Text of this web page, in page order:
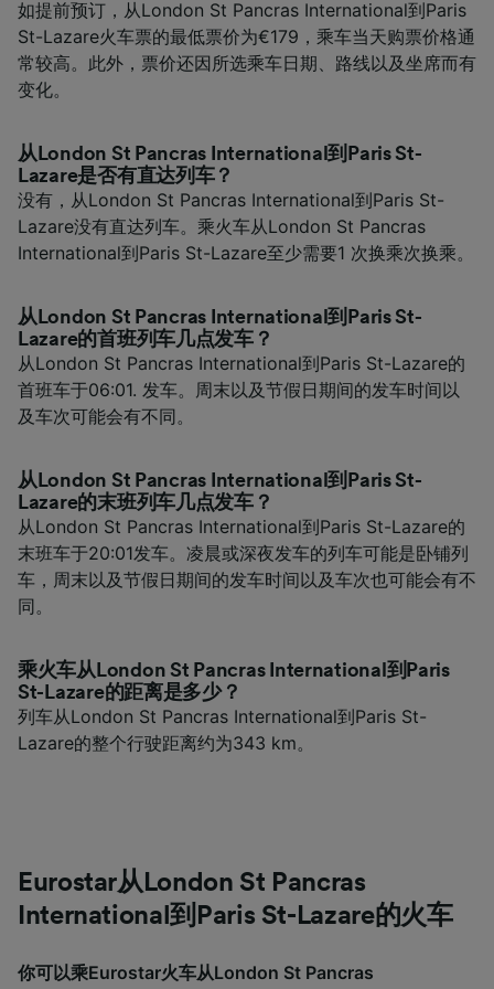
如提前预订，从London St Pancras International到Paris
St-Lazare火车票的最低票价为€179，乘车当天购票价格通
常较高。此外，票价还因所选乘车日期、路线以及坐席而有
变化。
从London St Pancras International到Paris St-
Lazare是否有直达列车？
没有，从London St Pancras International到Paris St-
Lazare没有直达列车。乘火车从London St Pancras
International到Paris St-Lazare至少需要1 次换乘次换乘。
从London St Pancras International到Paris St-
Lazare的首班列车几点发车？
从London St Pancras International到Paris St-Lazare的
首班车于06:01. 发车。周末以及节假日期间的发车时间以
及车次可能会有不同。
从London St Pancras International到Paris St-
Lazare的末班列车几点发车？
从London St Pancras International到Paris St-Lazare的
末班车于20:01发车。凌晨或深夜发车的列车可能是卧铺列
车，周末以及节假日期间的发车时间以及车次也可能会有不
同。
乘火车从London St Pancras International到Paris
St-Lazare的距离是多少？
列车从London St Pancras International到Paris St-
Lazare的整个行驶距离约为343 km。
Eurostar从London St Pancras
International到Paris St-Lazare的火车
你可以乘Eurostar火车从London St Pancras